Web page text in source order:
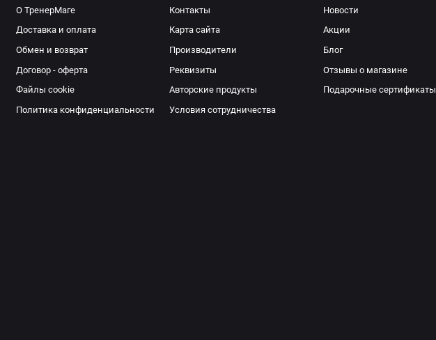
О ТренерМаге
Доставка и оплата
Обмен и возврат
Договор - оферта
Файлы cookie
Политика конфиденциальности
Контакты
Карта сайта
Производители
Реквизиты
Авторские продукты
Условия сотрудничества
Новости
Акции
Блог
Отзывы о магазине
Подарочные сертификаты